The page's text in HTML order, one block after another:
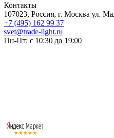
Контакты
107023, Россия, г. Москва ул.
+7 (495) 162 99 37
svet@trade-light.ru
Пн-Пт: с 10:30 до 19:00